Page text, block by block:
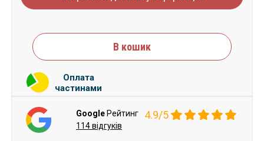
В кошик
Оплата
частинами
Google Рейтинг 4.9/5
114 відгуків